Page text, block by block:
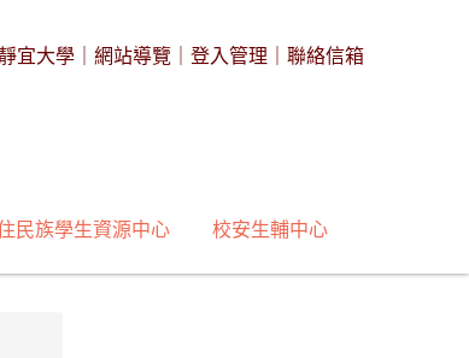
宜大學 網站導覽 登入管理 聯絡信箱
民族學生資源中心 校安生輔中心